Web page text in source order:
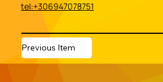
tel:+306947078751
Previous Item